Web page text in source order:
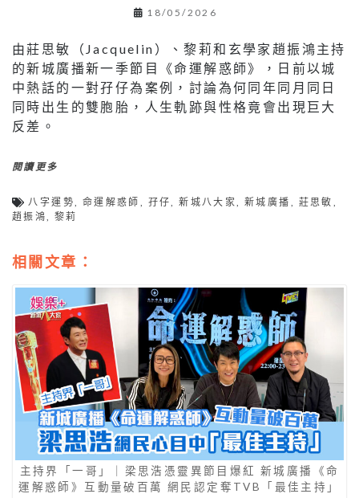
18/05/2026
由莊思敏（Jacquelin）、黎莉和玄學家趙振鴻主持
的新城廣播新一季節目《命運解惑師》，日前以城
中熱話的一對孖仔為案例，討論為何同年同月同日
同時出生的雙胞胎，人生軌跡與性格竟會出現巨大
反差。
閱讀更多
八字運勢, 命運解惑師 , 孖仔,新城八大家,新城廣播 , 莊思敏 ,
趙振鴻,黎莉
相關文章：
主持界「一哥」｜梁思浩憑靈異節目爆紅 新城廣播《命
運解惑師》互動量破百萬 網民認定奪TVB「最佳主持」